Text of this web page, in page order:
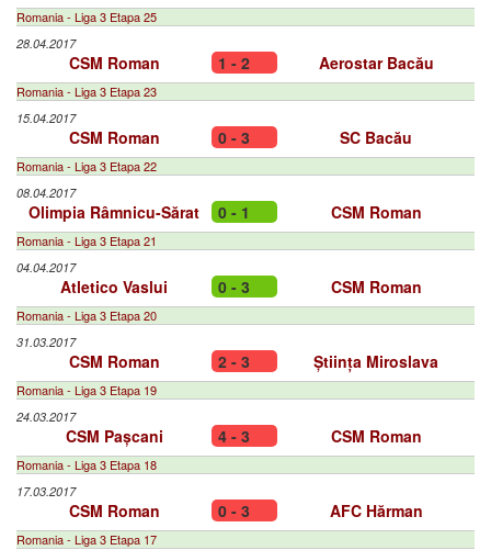
Romania - Liga 3 Etapa 25
28.04.2017
CSM Roman 1 - 2 Aerostar Bacău
Romania - Liga 3 Etapa 23
15.04.2017
CSM Roman 0 - 3 SC Bacău
Romania - Liga 3 Etapa 22
08.04.2017
Olimpia Râmnicu-Sărat 0 - 1 CSM Roman
Romania - Liga 3 Etapa 21
04.04.2017
Atletico Vaslui 0 - 3 CSM Roman
Romania - Liga 3 Etapa 20
31.03.2017
CSM Roman 2 - 3 Știința Miroslava
Romania - Liga 3 Etapa 19
24.03.2017
CSM Pașcani 4 - 3 CSM Roman
Romania - Liga 3 Etapa 18
17.03.2017
CSM Roman 0 - 3 AFC Hărman
Romania - Liga 3 Etapa 17